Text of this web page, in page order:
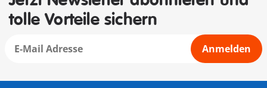
tolle Vorteile sichern
Anmelden